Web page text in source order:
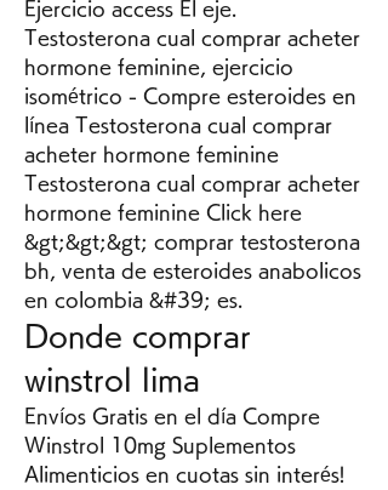
Ejercicio access El eje.
Testosterona cual comprar acheter
hormone feminine, ejercicio
isométrico - Compre esteroides en
línea Testosterona cual comprar
acheter hormone feminine
Testosterona cual comprar acheter
hormone feminine Click here
&gt;&gt;&gt; comprar testosterona
bh, venta de esteroides anabolicos
en colombia &#39; es.
Donde comprar
winstrol lima
Envíos Gratis en el día Compre
Winstrol 10mg Suplementos
Alimenticios en cuotas sin interés!